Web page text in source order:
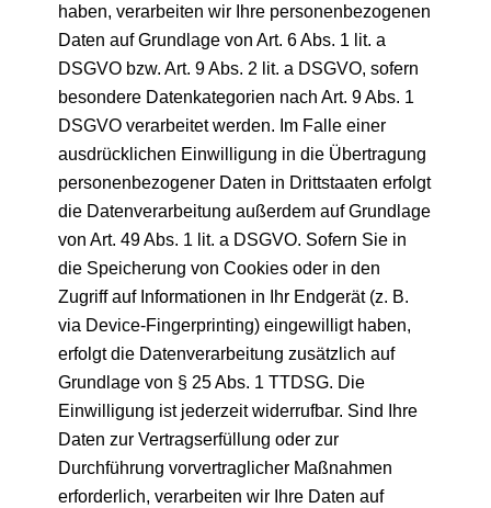
haben, verarbeiten wir Ihre personenbezogenen
Daten auf Grundlage von Art. 6 Abs. 1 lit. a
DSGVO bzw. Art. 9 Abs. 2 lit. a DSGVO, sofern
besondere Datenkategorien nach Art. 9 Abs. 1
DSGVO verarbeitet werden. Im Falle einer
ausdrücklichen Einwilligung in die Übertragung
personenbezogener Daten in Drittstaaten erfolgt
die Datenverarbeitung außerdem auf Grundlage
von Art. 49 Abs. 1 lit. a DSGVO. Sofern Sie in
die Speicherung von Cookies oder in den
Zugriff auf Informationen in Ihr Endgerät (z. B.
via Device-Fingerprinting) eingewilligt haben,
erfolgt die Datenverarbeitung zusätzlich auf
Grundlage von § 25 Abs. 1 TTDSG. Die
Einwilligung ist jederzeit widerrufbar. Sind Ihre
Daten zur Vertragserfüllung oder zur
Durchführung vorvertraglicher Maßnahmen
erforderlich, verarbeiten wir Ihre Daten auf